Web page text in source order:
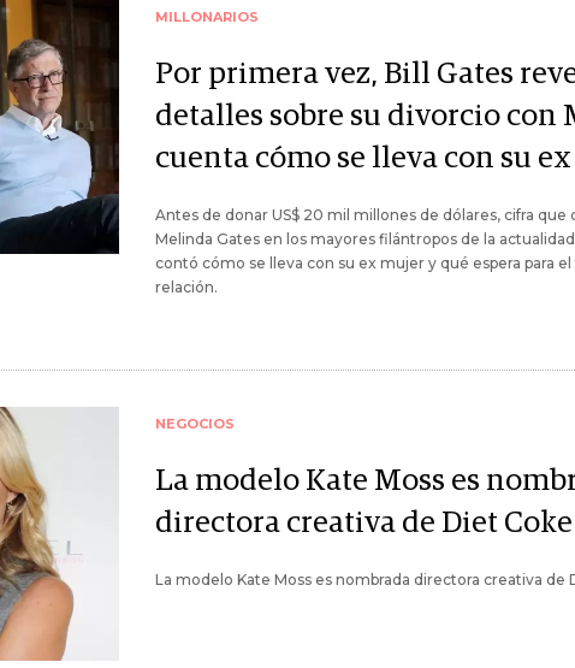
MILLONARIOS
Por primera vez, Bill Gates
detalles sobre su divorcio con
cuenta cómo se lleva con su ex
Antes de donar US$ 20 mil millones de dólares, cifra que
Melinda Gates en los mayores filántropos de la
contó cómo se lleva con su ex mujer y qué espera para
relación.
NEGOCIOS
La modelo Kate Moss es
directora creativa de Diet Coke
La modelo Kate Moss es nombrada directora creativa de